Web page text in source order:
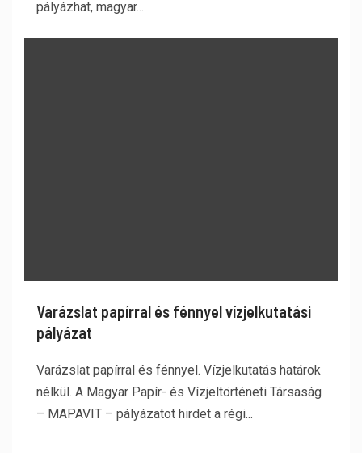
pályázhat, magyar...
Varázslat papírral és fénnyel vízjelkutatási
pályázat
Varázslat papírral és fénnyel. Vízjelkutatás határok
nélkül. A Magyar Papír- és Vízjeltörténeti Társaság
– MAPAVIT – pályázatot hirdet a régi...